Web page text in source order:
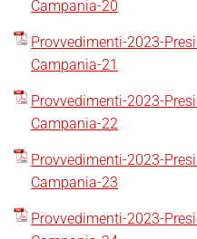
Campania-20
Provvedimenti-2023-
Campania-21
Provvedimenti-2023-
Campania-22
Provvedimenti-2023-
Campania-23
Provvedimenti-2023-